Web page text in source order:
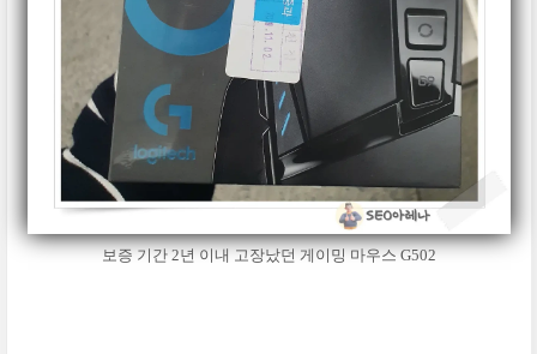
보증 기간 2년 이내 고장났던 게이밍 마우스 G502